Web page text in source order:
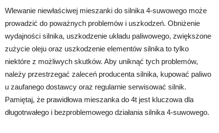
Wlewanie niewłaściwej mieszanki do silnika 4-suwowego może
prowadzić do poważnych problemów i uszkodzeń. Obniżenie
wydajności silnika, uszkodzenie układu paliwowego, zwiększone
zużycie oleju oraz uszkodzenie elementów silnika to tylko
niektóre z możliwych skutków. Aby uniknąć tych problemów,
należy przestrzegać zaleceń producenta silnika, kupować paliwo
u zaufanego dostawcy oraz regularnie serwisować silnik.
Pamiętaj, że prawidłowa mieszanka do 4t jest kluczowa dla
długotrwałego i bezproblemowego działania silnika 4-suwowego.